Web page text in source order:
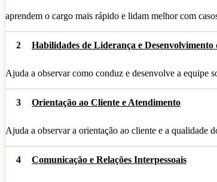
aprendem o cargo mais rápido e lidam melhor com
2 Habilidades de Liderança e Desenvolvimento
Ajuda a observar como conduz e desenvolve a equipe
3 Orientação ao Cliente e Atendimento
Ajuda a observar a orientação ao cliente e a qualidade
4 Comunicação e Relações Interpessoais